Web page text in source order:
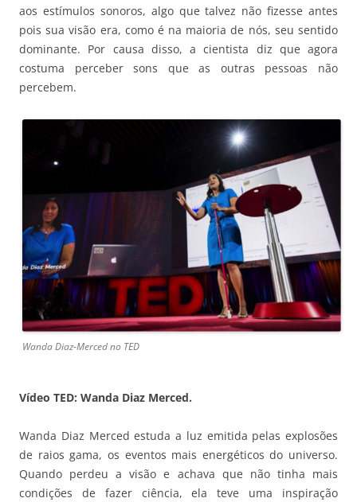
aos estímulos sonoros, algo que talvez não fizesse antes
pois sua visão era, como é na maioria de nós, seu sentido
dominante. Por causa disso, a cientista diz que agora
costuma perceber sons que as outras pessoas não
percebem.
Wanda Diaz-Merced no TED
Vídeo TED: Wanda Diaz Merced.
Wanda Diaz Merced estuda a luz emitida pelas explosões
de raios gama, os eventos mais energéticos do universo.
Quando perdeu a visão e achava que não tinha mais
condições de fazer ciência, ela teve uma inspiração